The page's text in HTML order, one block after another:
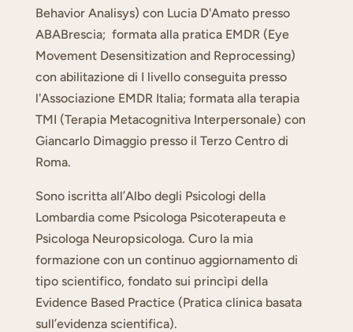
Behavior Analisys) con Lucia D'Amato presso
ABABrescia; formata alla pratica EMDR (Eye
Movement Desensitization and Reprocessing)
con abilitazione di I livello conseguita presso
l'Associazione EMDR Italia; formata alla terapia
TMI (Terapia Metacognitiva Interpersonale) con
Giancarlo Dimaggio presso il Terzo Centro di
Roma.
Sono iscritta all’Albo degli Psicologi della
Lombardia come Psicologa Psicoterapeuta e
Psicologa Neuropsicologa. Curo la mia
formazione con un continuo aggiornamento di
tipo scientifico, fondato sui princìpi della
Evidence Based Practice (Pratica clinica basata
sull’evidenza scientifica).